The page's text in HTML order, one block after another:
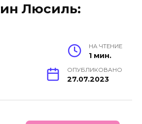
Люсиль:
НА ЧТЕНИЕ
1 мин.
ОПУБЛИКОВАНО
27.07.2023